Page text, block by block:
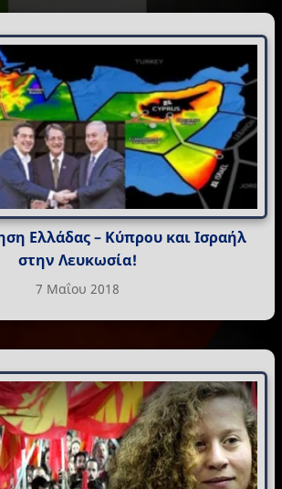
Ελλάδας – Κύπρου και Ισραήλ
στην Λευκωσία!
7 Μαΐου 2018